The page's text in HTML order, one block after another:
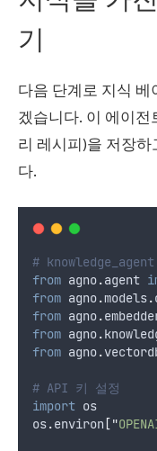
기
다음 단계로 지식 베
겠습니다. 이 에이전
리 레시피)을 저장
다.
#
from agno.agent
from agno.models.
from agno.
from agno.
from agno.
# API 키 설정
import os
os.environ ["